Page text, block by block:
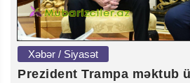
Xəbər / Siyasət
Prezident Trampa məktub